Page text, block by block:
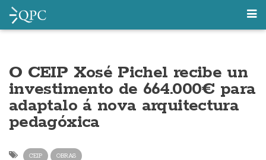
O CEIP Xosé Pichel recibe un
investimento de 664.000€ para
adaptalo á nova arquitectura
pedagóxica
CEIP OBRAS